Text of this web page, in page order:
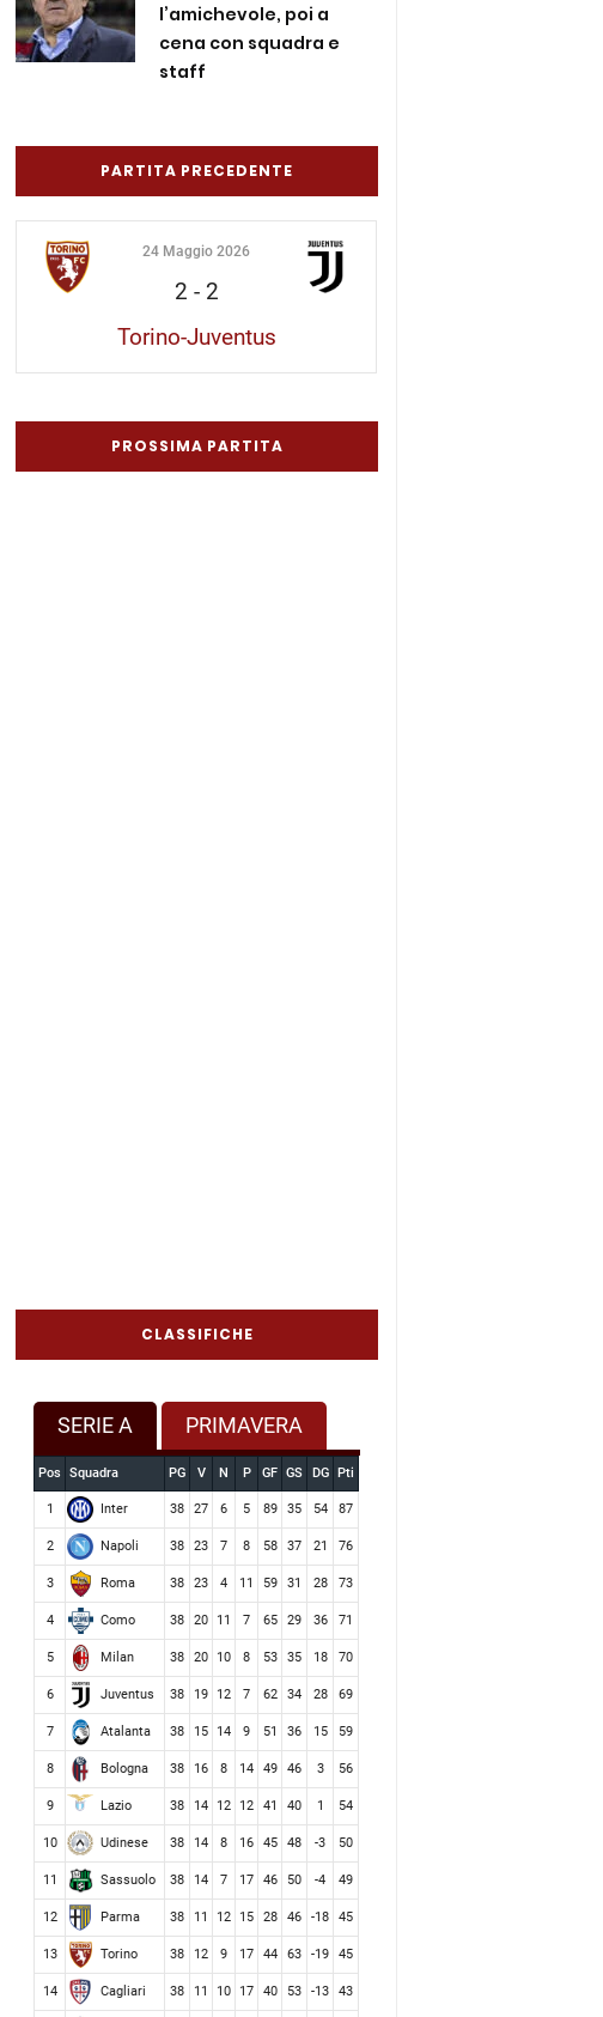
l’amichevole, poi a
cena con squadra e
staff
PARTITA PRECEDENTE
24 Maggio 2026
2 - 2
Torino-Juventus
PROSSIMA PARTITA
CLASSIFICHE
SERIE A PRIMAVERA
Pos Squadra PG V N P GF GS DG Pti
1 Inter 38 27 6 5 89 35 54 87
2 Napoli 38 23 7 8 58 37 21 76
3 Roma 38 23 4 11 59 31 28 73
4 Como 38 20 11 7 65 29 36 71
5 Milan 38 20 10 8 53 35 18 70
6 Juventus 38 19 12 7 62 34 28 69
7 Atalanta 38 15 14 9 51 36 15 59
8 Bologna 38 16 8 14 49 46 3 56
9 Lazio 38 14 12 12 41 40 1 54
10 Udinese 38 14 8 16 45 48 -3 50
11 Sassuolo 38 14 7 17 46 50 -4 49
12 Parma 38 11 12 15 28 46 -18 45
13 Torino 38 12 9 17 44 63 -19 45
14 Cagliari 38 11 10 17 40 53 -13 43